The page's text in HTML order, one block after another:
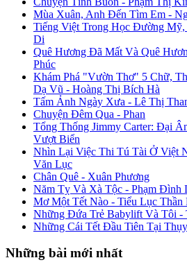
Mùa Xuân, Anh Đến Tìm Em -
Tiếng Việt Trong Học Đường
Di
Quê Hương Đã Mất Và Quê
Phúc
Khám Phá "Vườn Thơ" 5 Chữ,
Dạ Vũ - Hoàng Thị Bích Hà
Tấm Ảnh Ngày Xưa - Lê Thị
Chuyện Đêm Qua - Phan
Tổng Thống Jimmy Carter: Đại
Vượt Biển
Nhìn Lại Việc Thi Tú Tài Ở Việt
Văn Lục
Chân Quê - Xuân Phương
Năm Tỵ Và Xà Tộc - Phạm Đình
Mơ Một Tết Nào - Tiểu Lục Thần
Những Đứa Trẻ Babylift Và Tôi -
Những Cái Tết Đầu Tiên Tại
Những bài mới nhất